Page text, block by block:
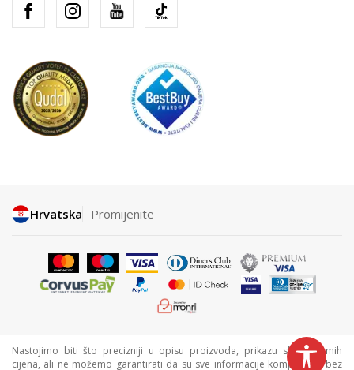
Hrvatska Promijenite
Nastojimo biti što precizniji u opisu proizvoda, prikazu slika i samih
cijena, ali ne možemo garantirati da su sve informacije kompletne i bez